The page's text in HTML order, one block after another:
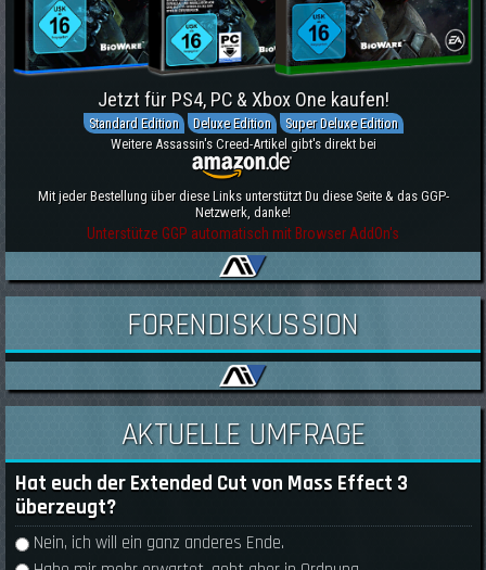
Jetzt für PS4, PC & Xbox One kaufen!
Standard Edition Deluxe Edition
Super Deluxe Edition
Weitere Assassin's Creed-Artikel gibt's direkt bei
Mit jeder Bestellung über diese Links unterstützt Du diese Seite & das GGP-
Netzwerk, danke!
Unterstütze GGP automatisch mit Browser AddOn's
FORENDISKUSSION
AKTUELLE UMFRAGE
Hat euch der Extended Cut von Mass Effect 3
überzeugt?
Auswahlmöglichkeiten
Nein, ich will ein ganz anderes Ende.